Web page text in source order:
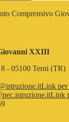
Comprensivo
XXIII
- 05100 Terni (TR)
Link per
Link